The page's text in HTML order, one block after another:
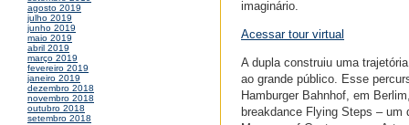
agosto 2019
julho 2019
junho 2019
maio 2019
abril 2019
março 2019
fevereiro 2019
janeiro 2019
dezembro 2018
novembro 2018
outubro 2018
setembro 2018
imaginário.
Acessar tour virtual
A dupla construiu uma
ao grande público. Esse
Hamburger Bahnhof, em
breakdance Flying Steps – um